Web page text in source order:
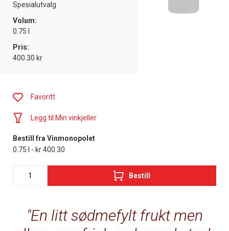
Spesialutvalg
Volum:
0.75 l
Pris:
400.30 kr
En litt sødmefylt frukt men
Favoritt
Legg til Min vinkjeller
Bestill fra Vinmonopolet
0.75 l - kr 400.30
Bestill